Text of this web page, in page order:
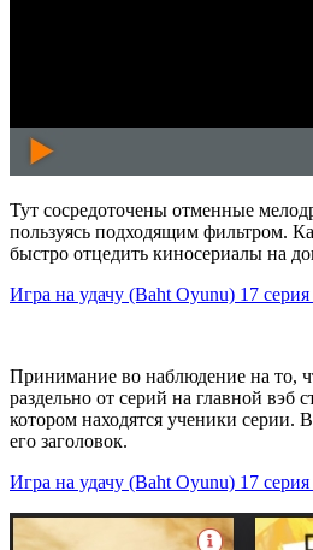
Тут сосредоточены отменные
пользуясь подходящим фильтром.
быстро отцедить киносериалы на
Игра на удачу (Baht Oyunu) 17
Принимание во наблюдение на то,
раздельно от серий на главной
котором находятся ученики серии.
его заголовок.
Игра на удачу (Baht Oyunu) 17